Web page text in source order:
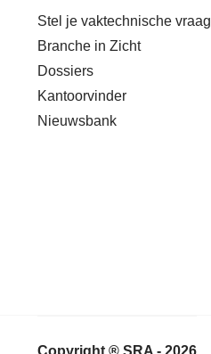
Stel je vaktechnische vraag
Branche in Zicht
Dossiers
Kantoorvinder
Nieuwsbank
Copyright ® SRA - 2026